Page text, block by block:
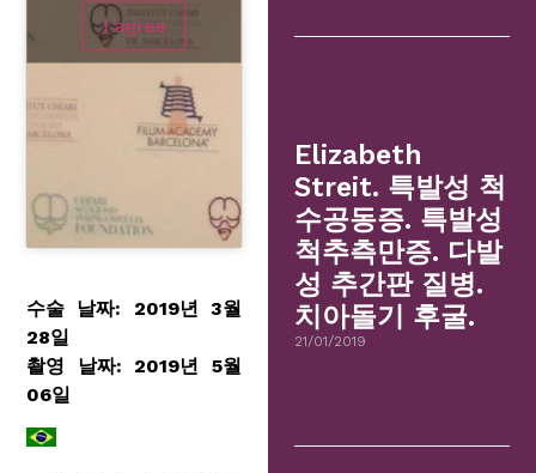
I agree
수술 날짜: 2019년 3월
28일
촬영 날짜: 2019년 5월
06일
Elizabeth
Streit. 특발성 척
수공동증. 특발성
척추측만증. 다발
성 추간판 질병.
치아돌기 후굴.
21/01/2019